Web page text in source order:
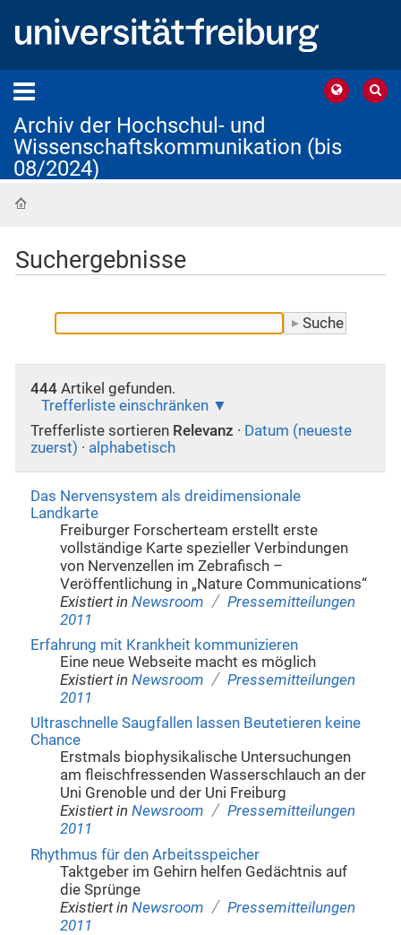
Archiv der Hochschul- und
Wissenschaftskommunikation (bis
08/2024)
Suchergebnisse
444Artikel gefunden.
Trefferliste einschränken
Trefferliste sortieren Relevanz · Datum (neueste
zuerst) · alphabetisch
Das Nervensystem als dreidimensionale
Landkarte
Freiburger Forscherteam erstellt erste
vollständige Karte spezieller Verbindungen
von Nervenzellen im Zebrafisch –
Veröffentlichung in „Nature Communications“
Existiert in Newsroom / Pressemitteilungen
2011
Erfahrung mit Krankheit kommunizieren
Eine neue Webseite macht es möglich
Existiert in Newsroom / Pressemitteilungen
2011
Ultraschnelle Saugfallen lassen Beutetieren keine
Chance
Erstmals biophysikalische Untersuchungen
am fleischfressenden Wasserschlauch an der
Uni Grenoble und der Uni Freiburg
Existiert in Newsroom / Pressemitteilungen
2011
Rhythmus für den Arbeitsspeicher
Taktgeber im Gehirn helfen Gedächtnis auf
die Sprünge
Existiert in Newsroom / Pressemitteilungen
2011